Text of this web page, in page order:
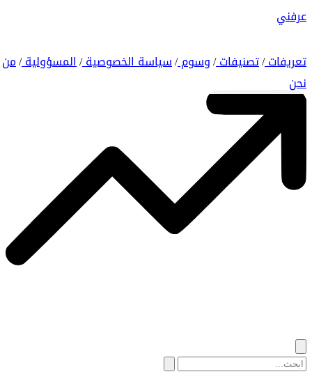
عرفني
تعريفات/ تصنيفات/ وسوم/ سياسة الخصوصية/ المسؤولية/ من
نحن